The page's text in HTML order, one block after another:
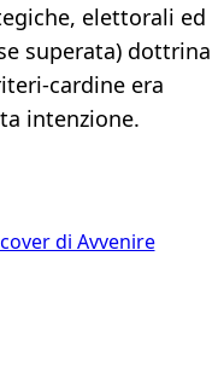
elettorali ed
superata) dottrina
cardine era
intenzione.
di Avvenire